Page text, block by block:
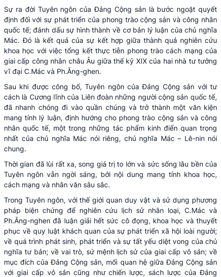
Sự ra đời Tuyên ngôn của Đảng Cộng sản là bước ngoặt quyết
định đối với sự phát triển của phong trào cộng sản và công nhân
quốc tế; đánh dấu sự hình thành về cơ bản lý luận của chủ nghĩa
Mác. Đó là kết quả của sự kết hợp giữa thành quả nghiên cứu
khoa học với việc tổng kết thực tiễn phong trào cách mạng của
giai cấp công nhân châu Âu giữa thế kỷ XIX của hai nhà tư tưởng
vĩ đại C.Mác và Ph.Ăng-ghen.
Sau khi được công bố, Tuyên ngôn của Đảng Cộng sản với tư
cách là Cương lĩnh của Liên đoàn những người cộng sản quốc tế,
đã nhanh chóng đi vào quần chúng và trở thành một văn kiện
mang tính lý luận, định hướng cho phong trào cộng sản và công
nhân quốc tế, một trong những tác phẩm kinh điển quan trọng
nhất của chủ nghĩa Mác nói riêng, chủ nghĩa Mác – Lê-nin nói
chung.
Thời gian đã lùi rất xa, song giá trị to lớn và sức sống lâu bền của
Tuyên ngôn vẫn ngời sáng, bởi nội dung mang tính khoa học,
cách mạng và nhân văn sâu sắc.
Trong Tuyên ngôn, với thế giới quan duy vật và sử dụng phương
pháp biện chứng để nghiên cứu lịch sử nhân loại, C.Mác và
Ph.Ăng-nghen đã luận giải hết sức cô đọng, khoa học và thuyết
phục về quy luật khách quan của sự phát triển xã hội loài người;
về quá trình phát sinh, phát triển và sự tất yếu diệt vong của chủ
nghĩa tư bản; về vai trò, sứ mệnh lịch sử của giai cấp vô sản; về
mục đích của Đảng Cộng sản, mối quan hệ giữa Đảng Cộng sản
với giai cấp vô sản cũng như chiến lược, sách lược của Đảng